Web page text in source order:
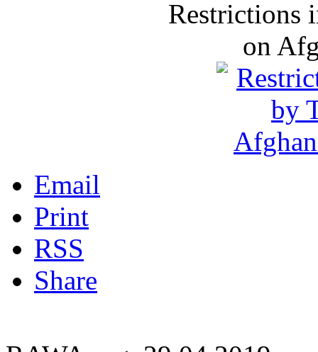
Restrictions
on
Email
Print
RSS
Share